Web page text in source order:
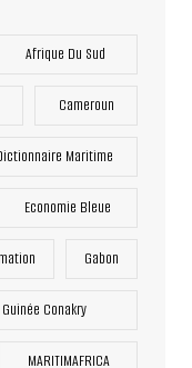
Afrique Du Sud
Cameroun
Maritime
Economie Bleue
Gabon
Guinée Conakry
MARITIMAFRICA